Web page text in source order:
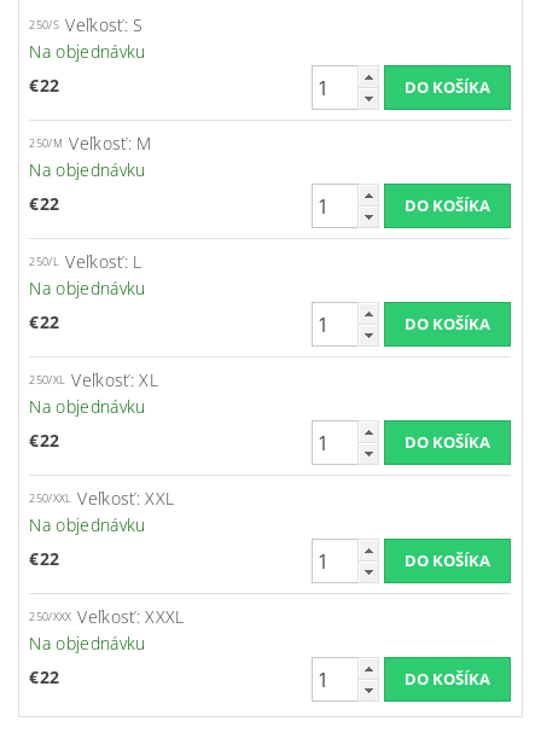
250/S Veľkosť: S
Na objednávku
€22
250/M Veľkosť: M
Na objednávku
€22
250/L Veľkosť: L
Na objednávku
€22
250/XL Veľkosť: XL
Na objednávku
€22
250/XXL Veľkosť: XXL
Na objednávku
€22
250/XXX Veľkosť: XXXL
Na objednávku
€22